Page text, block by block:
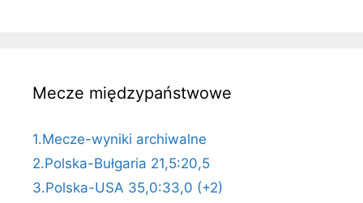
Mecze międzypaństwowe
1.Mecze-wyniki archiwalne
2.Polska-Bułgaria 21,5:20,5
3.Polska-USA 35,0:33,0 (+2)